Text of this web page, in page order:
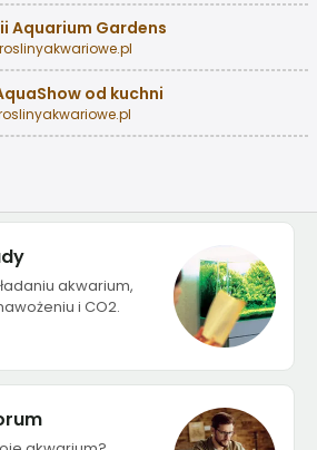
Aquarium Gardens
roslinyakwariowe.pl
od kuchni
akwarium,
i CO2.